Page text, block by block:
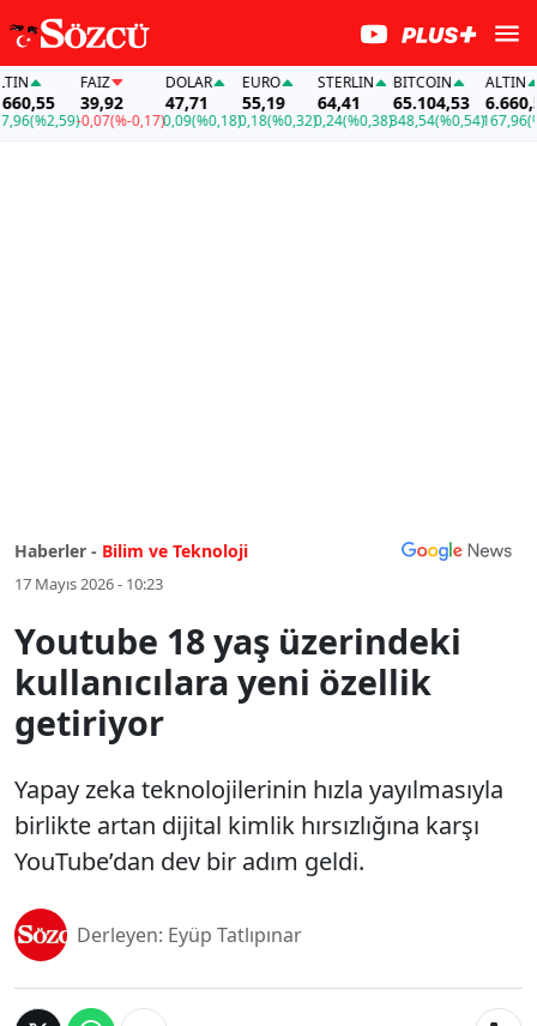
(%2,59)
FAİZ
39,92
-0,07(%-0,17)
DOLAR
47,71
0,09(%0,18)
EURO
55,19
0,18(%0,32)
STERLIN
64,41
0,24(%0,38)
BITCOIN
65.104,53
348,54(%0,54)
ALTIN
6.660,55
167,96
Haberler - Bilim ve Teknoloji
17 Mayıs 2026 - 10:23
Youtube 18 yaş üzerindeki
kullanıcılara yeni özellik
getiriyor
Yapay zeka teknolojilerinin hızla yayılmasıyla
birlikte artan dijital kimlik hırsızlığına karşı
YouTube’dan dev bir adım geldi.
Derleyen: Eyüp Tatlıpınar